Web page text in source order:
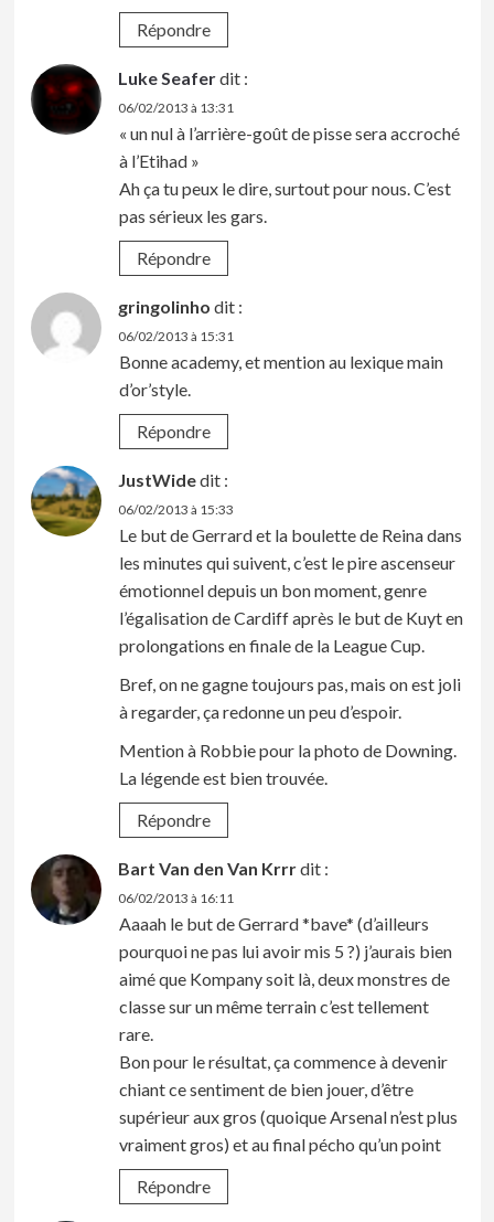
Répondre
Luke Seaferdit :
06/02/2013 à 13:31
« un nul à l’arrière-goût de pisse sera accroché
à l’Etihad »
Ah ça tu peux le dire, surtout pour nous. C’est
pas sérieux les gars.
Répondre
gringolinho dit :
06/02/2013 à 15:31
Bonne academy, et mention au lexique main
d’or’style.
Répondre
JustWidedit :
06/02/2013 à 15:33
Le but de Gerrard et la boulette de Reina dans
les minutes qui suivent, c’est le pire ascenseur
émotionnel depuis un bon moment, genre
l’égalisation de Cardiff après le but de Kuyt en
prolongations en finale de la League Cup.
Bref, on ne gagne toujours pas, mais on est joli
à regarder, ça redonne un peu d’espoir.
Mention à Robbie pour la photo de Downing.
La légende est bien trouvée.
Répondre
Bart Van den Van Krrrdit :
06/02/2013 à 16:11
Aaaah le but de Gerrard *bave* (d’ailleurs
pourquoi ne pas lui avoir mis 5 ?) j’aurais bien
aimé que Kompany soit là, deux monstres de
classe sur un même terrain c’est tellement
rare.
Bon pour le résultat, ça commence à devenir
chiant ce sentiment de bien jouer, d’être
supérieur aux gros (quoique Arsenal n’est plus
vraiment gros) et au final pécho qu’un point
Répondre